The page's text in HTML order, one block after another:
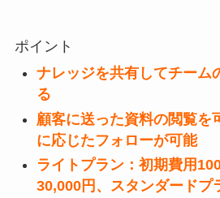
ポイント
ナレッジを共有してチーム
る
顧客に送った資料の閲覧を
に応じたフォローが可能
ライトプラン：初期費用
30,000円、スタンダードプ